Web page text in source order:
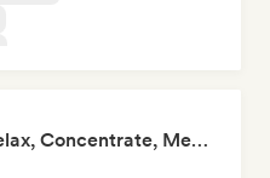
Chillscapes ~ Relax, Concentrate, Meditate, Sleep, Dream